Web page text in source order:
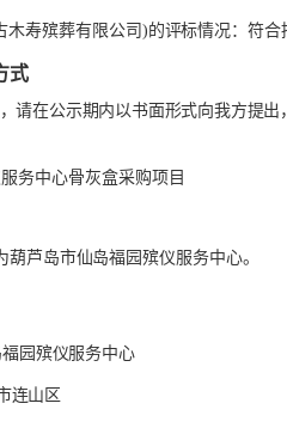
木寿殡葬有限公司)的评标情况：符合
式
请在公示期内以书面形式向我方提
务中心骨灰盒采购项目
葫芦岛市仙岛福园殡仪服务中心。
园殡仪服务中心
连山区